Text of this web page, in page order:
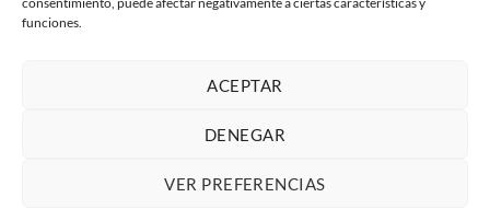
funciones.
ACEPTAR
DENEGAR
VER PREFERENCIAS